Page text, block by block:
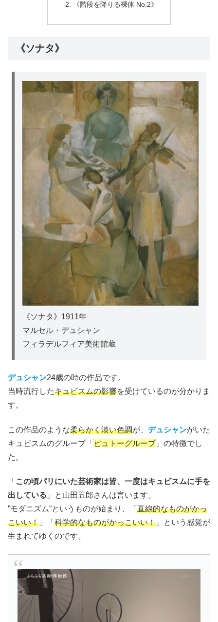
《階段を降りる裸体 No.2》
《ソナタ》
《ソナタ》1911年
マルセル・デュシャン
フィラデルフィア美術館蔵
デュシャン24歳の時の作品です。
当時流行したキュビスムの影響を受けているのが分かりま
す。
この作品のような柔らかく淡い色調が、 デュシャンがいた
キュビスムのグループ「 ピュトーグループ」の特徴でし
た。
「 この頃パリにいた芸術家は皆、一度はキュビスムに手を
出している 」と山田五郎さんは言います。
”モダニズム”というものが始まり、「 直線的なものがかっ
こいい！ 」「 科学的なものがかっこいい！ 」という感覚が
生まれてゆくのです。